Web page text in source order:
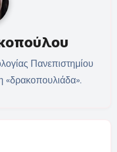
Πανεπιστημίου